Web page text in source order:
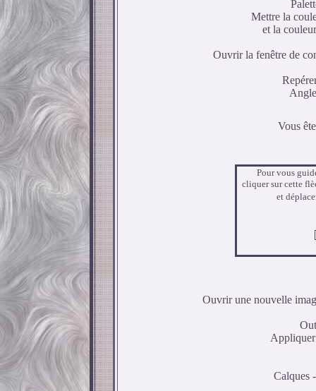
Mettre la
et la
Ouvrir la fenêtre de
Vous
Pour vous
cliquer sur cette
et
Ouvrir une nouvelle
Calques